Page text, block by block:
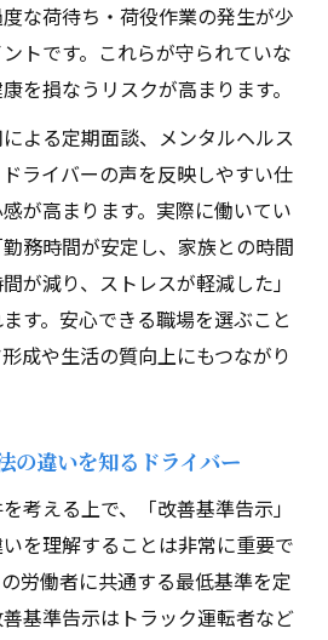
な荷待ち・荷役作業の発生が少
トです。これらが守られていな
を損なうリスクが高まります。
よる定期面談、メンタルヘルス
ライバーの声を反映しやすい仕
が高まります。実際に働いてい
務時間が安定し、家族との時間
が減り、ストレスが軽減した」
す。安心できる職場を選ぶこと
成や生活の質向上にもつながり
の違いを知るドライバー
考える上で、「改善基準告示」
を理解することは非常に重要で
労働者に共通する最低基準を定
基準告示はトラック運転者など